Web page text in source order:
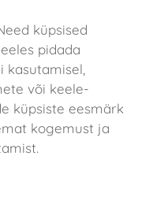
küpsised
pidada
kasutamisel,
või keele-
küpsiste eesmärk
kogemust ja